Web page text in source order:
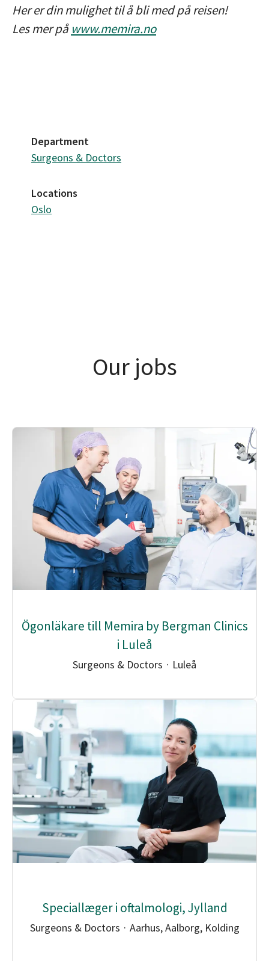
Her er din mulighet til å bli med på reisen!
Les mer på www.memira.no
Department
Surgeons & Doctors
Locations
Oslo
Our jobs
Ögonläkare till Memira by Bergman Clinics
i Luleå
Surgeons & Doctors · Luleå
Speciallæger i oftalmologi, Jylland
Surgeons & Doctors · Aarhus, Aalborg, Kolding